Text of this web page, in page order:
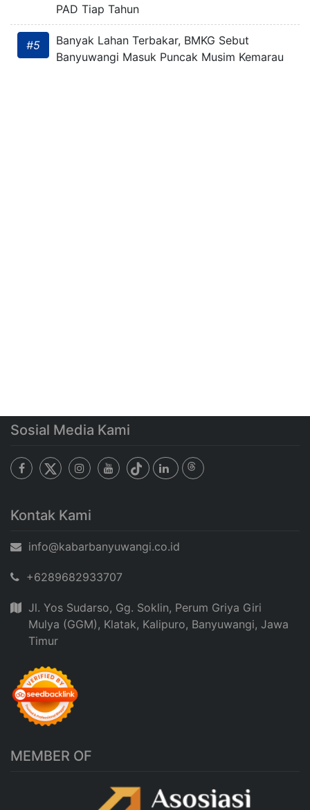
PAD Tiap Tahun
#5
Banyak Lahan Terbakar, BMKG Sebut
Banyuwangi Masuk Puncak Musim Kemarau
Sosial Media Kami
Kontak Kami
info@kabarbanyuwangi.co.id
+6289682933707
Jl. Yos Sudarso, Gg. Soklin, Perum Griya Giri
Mulya (GGM), Klatak, Kalipuro, Banyuwangi, Jawa
Timur
MEMBER OF